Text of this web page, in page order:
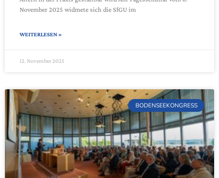
November 2025 widmete sich die SfGU im
WEITERLESEN »
12. November 2025
BODENSEEKONGRESS